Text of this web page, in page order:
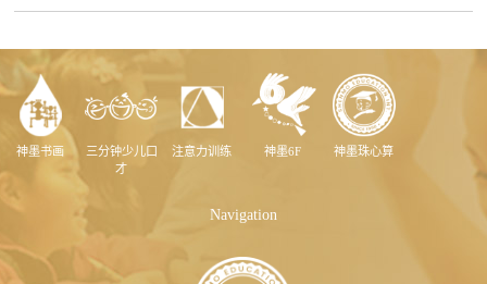
神墨书画
三分钟少儿口
才
注意力训练 神墨6F 神墨珠心算
Navigation